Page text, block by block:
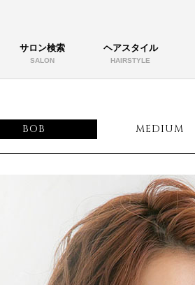
サロン検索
SALON
ヘアスタイル
HAIRSTYLE
BOB MEDIUM